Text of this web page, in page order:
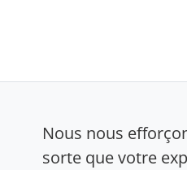
Nous nous
sorte que votre